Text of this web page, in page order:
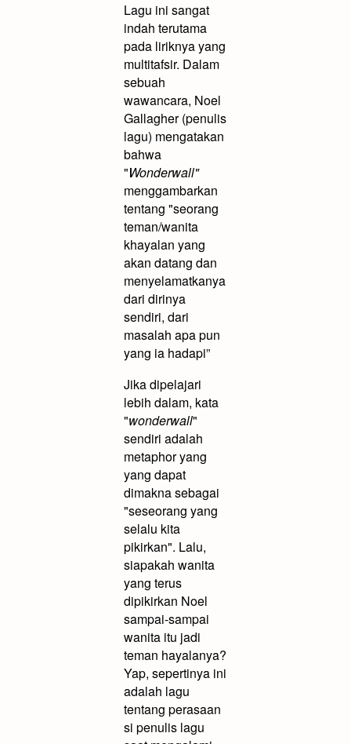
Lagu ini sangat
indah terutama
pada liriknya yang
multitafsir. Dalam
sebuah
wawancara, Noel
Gallagher (penulis
lagu) mengatakan
bahwa
"Wonderwall"
menggambarkan
tentang "seorang
teman/wanita
khayalan yang
akan datang dan
menyelamatkanya
dari dirinya
sendiri, dari
masalah apa pun
yang ia hadapi”
Jika dipelajari
lebih dalam, kata
"wonderwall"
sendiri adalah
metaphor yang
yang dapat
dimakna sebagai
"seseorang yang
selalu kita
pikirkan". Lalu,
siapakah wanita
yang terus
dipikirkan Noel
sampai-sampai
wanita itu jadi
teman hayalanya?
Yap, sepertinya ini
adalah lagu
tentang perasaan
si penulis lagu